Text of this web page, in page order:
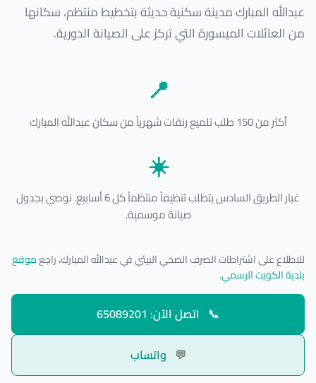
عبدالله المبارك مدينة سكنية حديثة بتخطيط منتظم، سكانها
من العائلات الميسورة التي تركز على الصيانة الدورية.
📍
أكثر من 150 طلب تلميع رنقات شهرياً من سكان عبدالله المبارك
☀️
غبار الطريق السادس يتطلب تنظيفاً منتظماً كل 6 أسابيع. نوصي بجدول
صيانة موسمية.
للاطلاع على اشتراطات الصرف الصحي البيئي في عبدالله المبارك، راجعموقع
بلدية الكويت الرسمي.
📞 اتصل الآن: 65089201
💬 واتساب